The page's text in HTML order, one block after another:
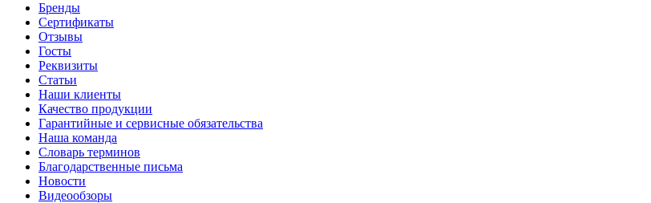
Бренды
Сертификаты
Отзывы
Госты
Реквизиты
Статьи
Наши клиенты
Качество продукции
Гарантийные и сервисные обязательства
Наша команда
Словарь терминов
Благодарственные письма
Новости
Видеообзоры